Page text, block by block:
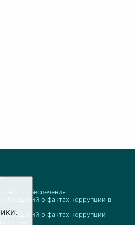
обеспечения
обращений о фактах коррупции в
обращений о фактах коррупции